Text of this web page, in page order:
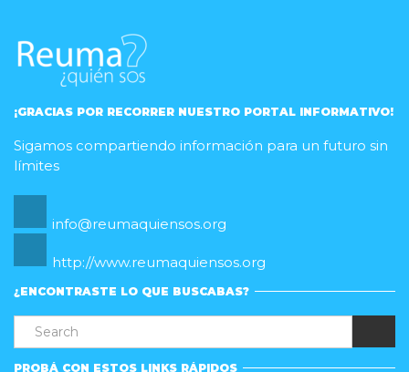
¡GRACIAS POR RECORRER NUESTRO PORTAL INFORMATIVO!
Sigamos compartiendo información para un futuro sin
límites
info@reumaquiensos.org
http://www.reumaquiensos.org
¿ENCONTRASTE LO QUE BUSCABAS?
PROBÁ CON ESTOS LINKS RÁPIDOS